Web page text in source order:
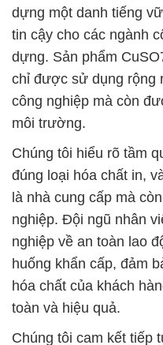
dựng một danh tiếng
tin cậy cho các ngành
dựng. Sản phẩm
chỉ được sử dụng rộng
công nghiệp mà còn
môi trường.
Chúng tôi hiểu rõ tầm
đúng loại hóa chất in,
là nhà cung cấp mà
nghiệp. Đội ngũ nhân
nghiệp về an toàn lao
huống khẩn cấp, đảm
hóa chất của khách
toàn và hiệu quả.
Chúng tôi cam kết tiếp